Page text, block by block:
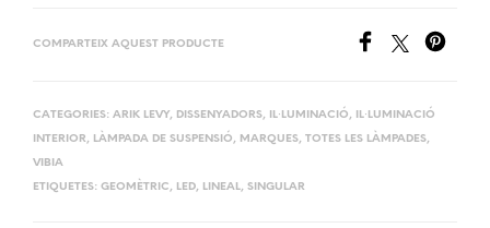
COMPARTEIX AQUEST PRODUCTE
CATEGORIES: ARIK LEVY, DISSENYADORS, IL·LUMINACIÓ,
IL·LUMINACIÓ
INTERIOR, LÀMPADA DE SUSPENSIÓ, MARQUES, TOTES LES LÀMPADES,
VIBIA
ETIQUETES: GEOMÈTRIC, LED, LINEAL, SINGULAR